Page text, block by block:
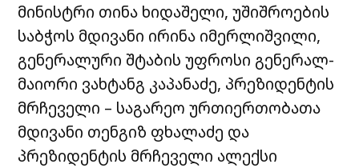
მინისტრი თინა ხიდაშელი, უშიშროების
საბჭოს მდივანი ირინა იმერლიშვილი,
გენერალური შტაბის უფროსი გენერალ-
მაიორი ვახტანგ კაპანაძე, პრეზიდენტის
მრჩეველი – საგარეო ურთიერთობათა
მდივანი თენგიზ ფხალაძე და
პრეზიდენტის მრჩეველი ალექსი